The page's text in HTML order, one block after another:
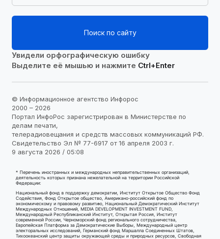
Поиск по сайту
Увидели орфографическую ошибку
Выделите её мышью и нажмите Ctrl+Enter
© Информационное агентство Инфорос
2000 – 2026
Портал ИнфоРос зарегистрирован в Министерстве по
делам печати,
телерадиовещания и средств массовых коммуникаций РФ.
Свидетельство Эл № 77-6917 от 16 апреля 2003 г.
9 августа 2026 / 05:08